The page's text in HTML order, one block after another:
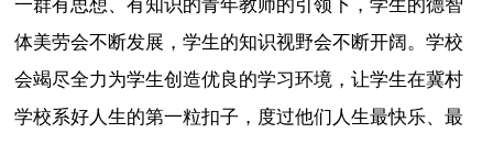
一群有思想、有知识的青年教师的引领下，学生的德智
体美劳会不断发展，学生的知识视野会不断开阔。学校
会竭尽全力为学生创造优良的学习环境，让学生在冀村
学校系好人生的第一粒扣子，度过他们人生最快乐、最